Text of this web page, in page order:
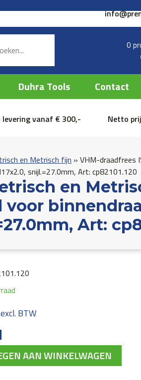
0
Duhra Tools Contact
levering vanaf € 300,- Netto
en Metrisch fijn » VHM-draadfrees
snijl.=27.0mm, Art: cp82101.120
en
Art:
excl. BTW
AAN WINKELWAGEN